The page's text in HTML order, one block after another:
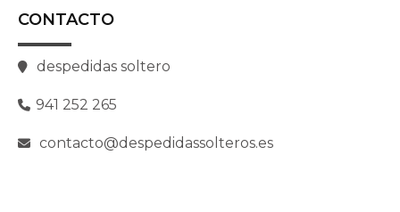
CONTACTO
despedidas soltero
941 252 265
contacto@despedidassolteros.es